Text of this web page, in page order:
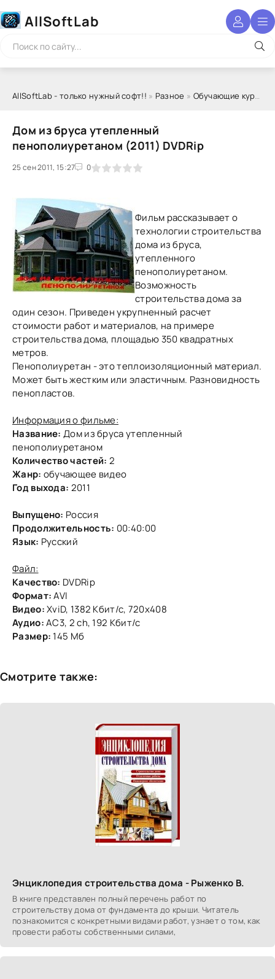
AllSoftLab
AllSoftLab - только нужный софт!! » Разное » Обучающие курсы
Дом из бруса утепленный
пенополиуретаном (2011) DVDRip
25 сен 2011, 15:27 0
1 2 3 4 5
Фильм рассказывает о
технологии строительства
дома из бруса,
утепленного
пенополиуретаном.
Возможность
строительства дома за
один сезон. Приведен укрупненный расчет
стоимости работ и материалов, на примере
строительства дома, площадью 350 квадратных
метров.
Пенополиуретан - это теплоизоляционный материал.
Может быть жестким или эластичным. Разновидность
пенопластов.
Информация о фильме:
Название: Дом из бруса утепленный
пенополиуретаном
Количество частей: 2
Жанр: обучающее видео
Год выхода: 2011
Выпущено: Россия
Продолжительность: 00:40:00
Язык: Русский
Файл:
Качество: DVDRip
Формат:AVI
Видео:XviD, 1382 Кбит/с, 720x408
Аудио:AC3, 2 ch, 192 Кбит/с
Размер: 145 Мб
Смотрите также:
Энциклопедия строительства дома - Рыженко В.
В книге представлен полный перечень работ по
строительству дома от фундамента до крыши. Читатель
познакомится с конкретными видами работ, узнает о том, как
провести работы собственными силами,